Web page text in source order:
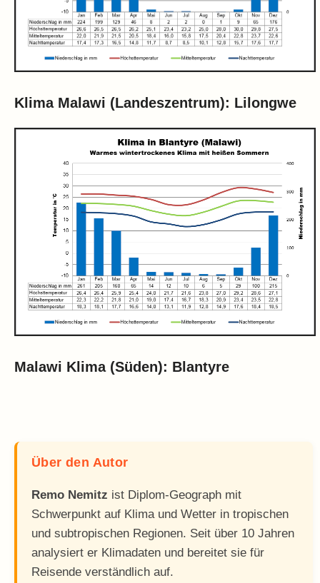
Klima Malawi (Landeszentrum): Lilongwe
Malawi Klima (Süden): Blantyre
Über den Autor
Remo Nemitz ist Diplom-Geograph mit
Schwerpunkt auf Klima und Wetter in tropischen
und subtropischen Regionen. Seit über 10 Jahren
analysiert er Klimadaten und bereitet sie für
Reisende verständlich auf.